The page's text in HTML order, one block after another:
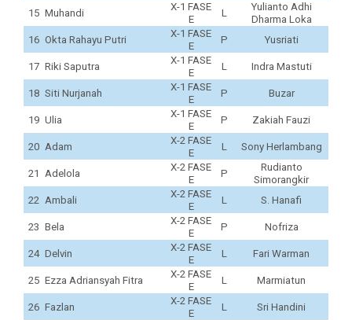
15 Muhandi
X-1 FASE
E
L
Yulianto Adhi
Dharma Loka
16 Okta Rahayu Putri
X-1 FASE
E
P Yusriati
17 Riki Saputra
X-1 FASE
E
L Indra Mastuti
18 Siti Nurjanah
X-1 FASE
E
P Buzar
19 Ulia
X-1 FASE
E
P Zakiah Fauzi
20 Adam
X-2 FASE
E
L Sony Herlambang
21 Adelola
X-2 FASE
E
P
Rudianto
Simorangkir
22 Ambali
X-2 FASE
E
L S. Hanafi
23 Bela
X-2 FASE
E
P Nofriza
24 Delvin
X-2 FASE
E
L Fari Warman
25 Ezza Adriansyah Fitra
X-2 FASE
E
L Marmiatun
26 Fazlan
X-2 FASE
E
L Sri Handini